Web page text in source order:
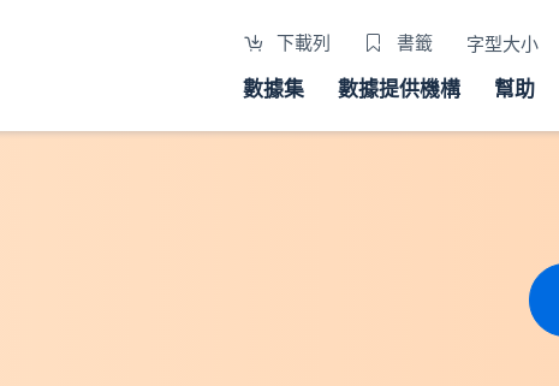
下載列 書籤 字型大小
數據集 數據提供機構 幫助